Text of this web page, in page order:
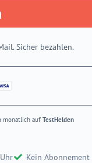
Sicher bezahlen.
monatlich auf TestHelden
Kein Abonnement